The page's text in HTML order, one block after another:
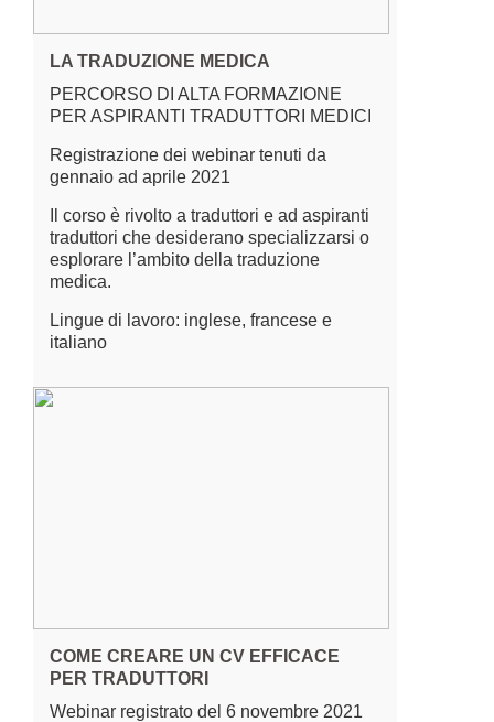
LA TRADUZIONE MEDICA
PERCORSO DI ALTA FORMAZIONE
PER ASPIRANTI TRADUTTORI MEDICI
Registrazione dei webinar tenuti da
gennaio ad aprile 2021
Il corso è rivolto a traduttori e ad aspiranti
traduttori che desiderano specializzarsi o
esplorare l’ambito della traduzione
medica.
Lingue di lavoro: inglese, francese e
italiano
COME CREARE UN CV EFFICACE
PER TRADUTTORI
Webinar registrato del 6 novembre 2021